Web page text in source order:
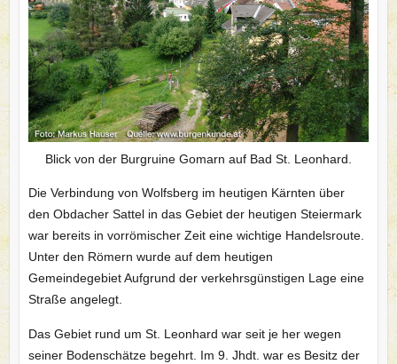
Blick von der Burgruine Gomarn auf Bad St. Leonhard.
Die Verbindung von Wolfsberg im heutigen Kärnten über
den Obdacher Sattel in das Gebiet der heutigen Steiermark
war bereits in vorrömischer Zeit eine wichtige Handelsroute.
Unter den Römern wurde auf dem heutigen
Gemeindegebiet Aufgrund der verkehrsgünstigen Lage eine
Straße angelegt.
Das Gebiet rund um St. Leonhard war seit je her wegen
seiner Bodenschätze begehrt. Im 9. Jhdt. war es Besitz der